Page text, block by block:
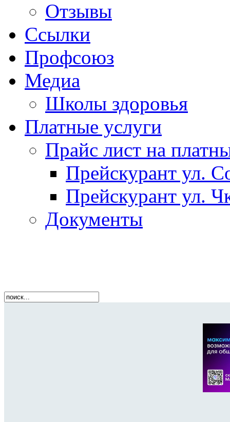
Отзывы
Ссылки
Профсоюз
Медиа
Школы здоровья
Платные услуги
Прайс лист на
Прейскурант ул.
Прейскурант ул.
Документы